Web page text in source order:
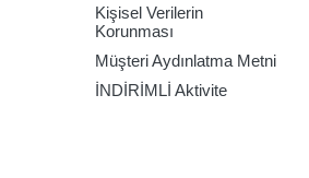
Kişisel Verilerin
Korunması
Müşteri Aydınlatma Metni
İNDİRİMLİ Aktivite